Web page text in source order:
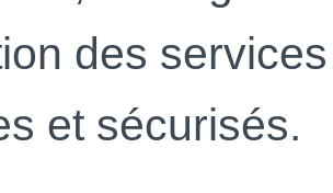
des
et sécurisés.